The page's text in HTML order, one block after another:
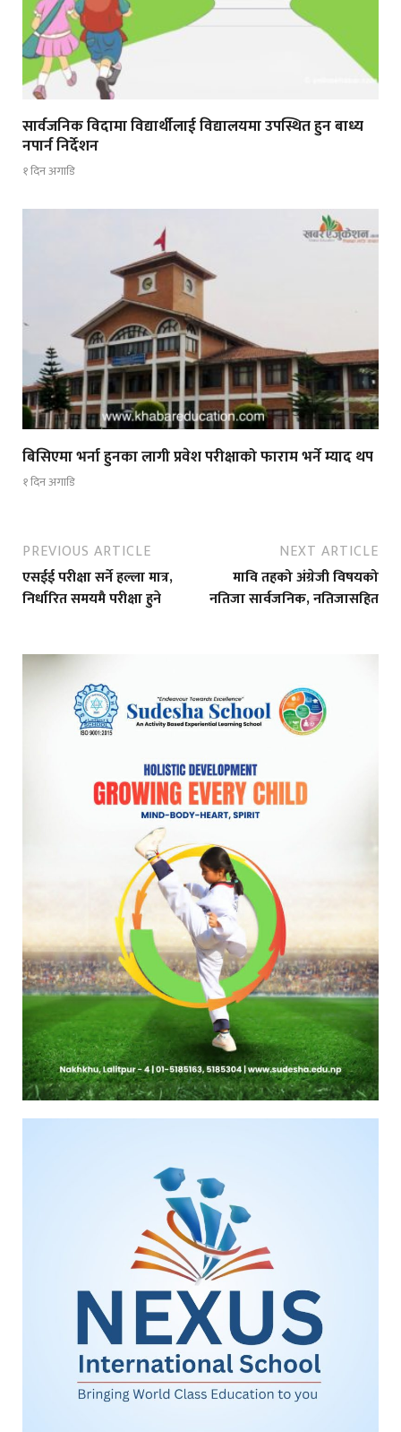
सार्वजनिक विदामा विद्यार्थीलाई विद्यालयमा उपस्थित हुन बाध्य
नपार्न निर्देशन
१ दिन अगाडि
बिसिएमा भर्ना हुनका लागी प्रवेश परीक्षाको फाराम भर्ने म्याद थप
१ दिन अगाडि
PREVIOUS ARTICLE
एसईई परीक्षा सर्ने हल्ला मात्र,
निर्धारित समयमै परीक्षा हुने
NEXT ARTICLE
मावि तहको अंग्रेजी विषयको
नतिजा सार्वजनिक, नतिजासहित